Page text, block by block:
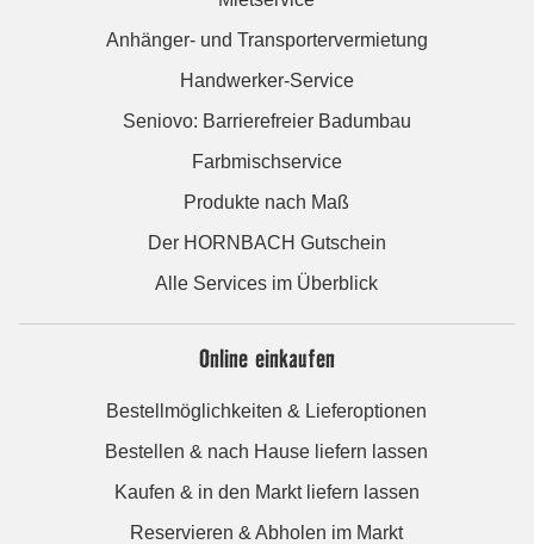
Anhänger- und Transportervermietung
Handwerker-Service
Seniovo: Barrierefreier Badumbau
Farbmischservice
Produkte nach Maß
Der HORNBACH Gutschein
Alle Services im Überblick
Online einkaufen
Bestellmöglichkeiten & Lieferoptionen
Bestellen & nach Hause liefern lassen
Kaufen & in den Markt liefern lassen
Reservieren & Abholen im Markt